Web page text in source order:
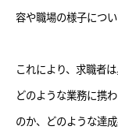
容や職場の様子につい
これにより、求職者
どのような業務に携
のか、どのような達